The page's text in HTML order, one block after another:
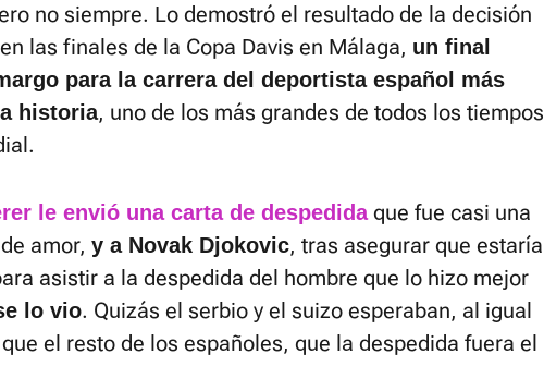
no siempre. Lo demostró el resultado de la decisión
las finales de la Copa Davis en Málaga, un final
para la carrera del deportista español más
historia, uno de los más grandes de todos los tiempos
le envió una carta de despedidaque fue casi una
amor, y a Novak Djokovic, tras asegurar que estaría
asistir a la despedida del hombre que lo hizo mejor
lo vio. Quizás el serbio y el suizo esperaban, al igual
el resto de los españoles, que la despedida fuera el